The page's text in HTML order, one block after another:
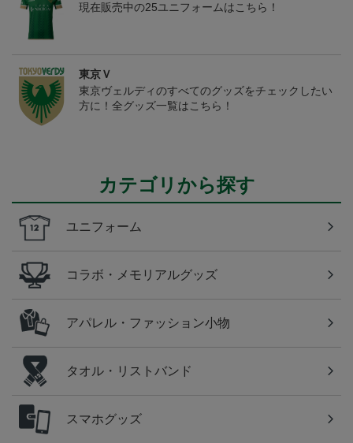
現在販売中の25ユニフォームはこちら！
東京Ｖ
東京ヴェルディのすべてのグッズをチェックしたい
方に！全グッズ一覧はこちら！
カテゴリから探す
ユニフォーム
コラボ・メモリアルグッズ
アパレル・ファッション小物
タオル・リストバンド
スマホグッズ